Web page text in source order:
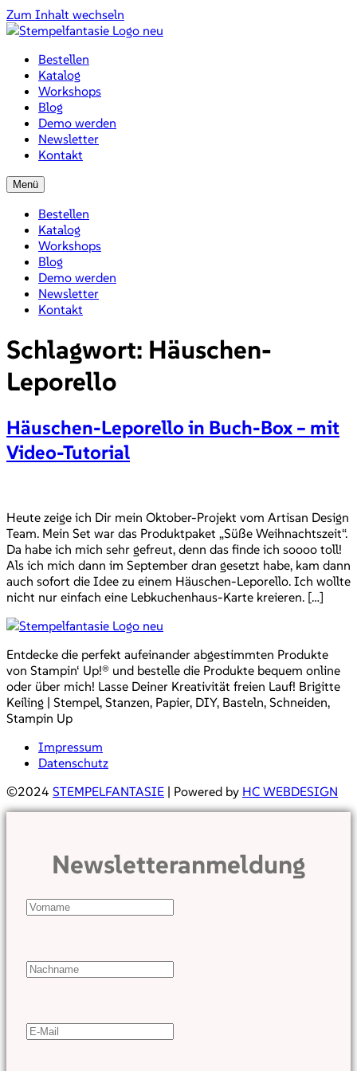
Zum Inhalt wechseln
Bestellen
Katalog
Workshops
Blog
Demo werden
Newsletter
Kontakt
Menü
Bestellen
Katalog
Workshops
Blog
Demo werden
Newsletter
Kontakt
Schlagwort: Häuschen-
Leporello
Häuschen-Leporello in Buch-Box – mit
Video-Tutorial
Heute zeige ich Dir mein Oktober-Projekt vom Artisan Design
Team. Mein Set war das Produktpaket „Süße Weihnachtszeit“.
Da habe ich mich sehr gefreut, denn das finde ich soooo toll!
Als ich mich dann im September dran gesetzt habe, kam dann
auch sofort die Idee zu einem Häuschen-Leporello. Ich wollte
nicht nur einfach eine Lebkuchenhaus-Karte kreieren. […]
Entdecke die perfekt aufeinander abgestimmten Produkte
von Stampin‘ Up!® und bestelle die Produkte bequem online
oder über mich! Lasse Deiner Kreativität freien Lauf! Brigitte
Keiling | Stempel, Stanzen, Papier, DIY, Basteln, Schneiden,
Stampin Up
Impressum
Datenschutz
©2024 STEMPELFANTASIE | Powered by HC WEBDESIGN
Newsletteranmeldung